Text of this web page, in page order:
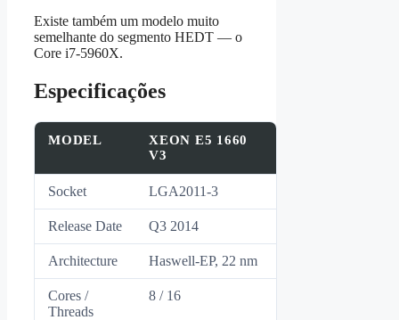
Existe também um modelo muito
semelhante do segmento HEDT — o
Core i7‑5960X.
Especificações
MODEL
XEON E5 1660
V3
Socket LGA2011-3
Release Date Q3 2014
Architecture Haswell-EP, 22 nm
Cores /
Threads
8 / 16